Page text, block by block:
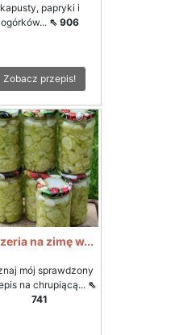
kapusty, papryki i
ogórków... ⇖ 906
Zobacz przepis!
na zimę w...
mój sprawdzony
na chrupiącą... ⇖
741